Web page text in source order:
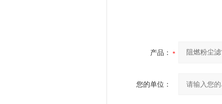
产品：
您的单位：